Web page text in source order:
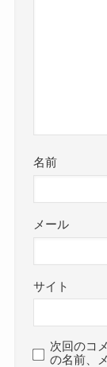
名前
メール
サイト
次回のコ
の名前、